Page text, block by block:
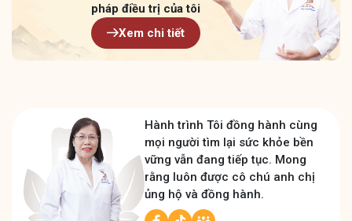
pháp điều trị của tôi
Xem chi tiết
Hành trình Tôi đồng hành cùng
mọi người tìm lại sức khỏe bền
vững vẫn đang tiếp tục. Mong
rằng luôn được cô chú anh chị
ủng hộ và đồng hành.